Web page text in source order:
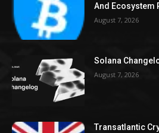
And Ecosystem
August 7, 2026
Solana
August 7, 2026
Transatlantic